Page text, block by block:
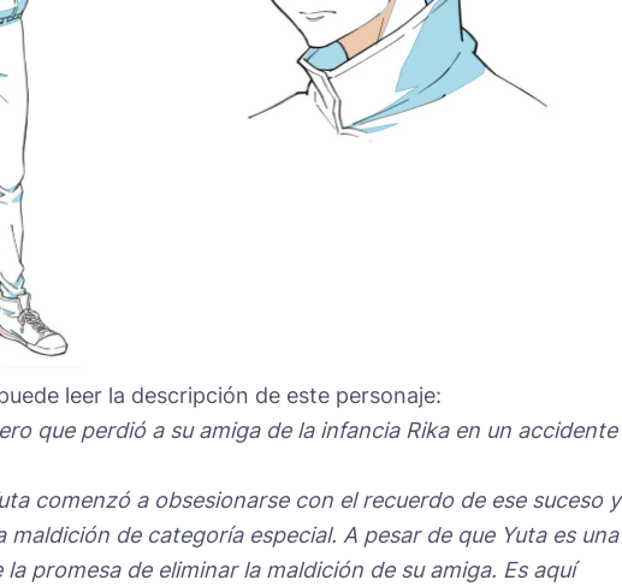
leer la descripción de este personaje:
que perdió a su amiga de la infancia Rika en un accidente
comenzó a obsesionarse con el recuerdo de ese suceso y
de categoría especial. A pesar de que Yuta es una
promesa de eliminar la maldición de su amiga. Es aquí